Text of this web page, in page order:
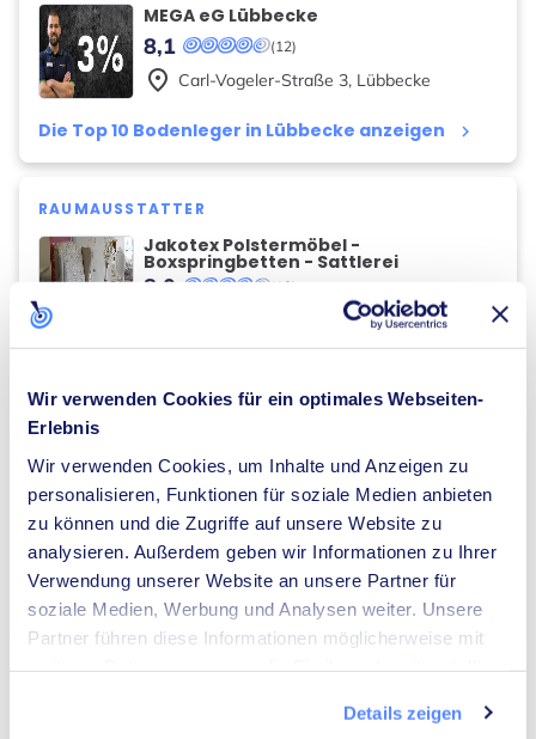
Wir verwenden Cookies für ein optimales Webseiten-
Erlebnis
Wir verwenden Cookies, um Inhalte und Anzeigen zu
personalisieren, Funktionen für soziale Medien anbieten
zu können und die Zugriffe auf unsere Website zu
analysieren. Außerdem geben wir Informationen zu Ihrer
Verwendung unserer Website an unsere Partner für
soziale Medien, Werbung und Analysen weiter. Unsere
Partner führen diese Informationen möglicherweise mit
Details zeigen
MEGA eG Lübbecke
(12)
8,1
Die Top 10 Bodenleger in Lübbecke anzeigen keyboard_arrow_right
place Carl-Vogeler-Straße 3, Lübbecke
RAUMAUSSTATTER
Jakotex Polstermöbel -
Boxspringbetten - Sattlerei
(13)
8,0
Lübbecke
PLUTA Rechtsanwalts GmbH
(2)
8,0
Die Top 10 Mediatoren in Lübbecke anzeigen keyboard_arrow_right
place Ostertorstraße 7 ,Lübbecke
Schnier & Maschmeier GmbH